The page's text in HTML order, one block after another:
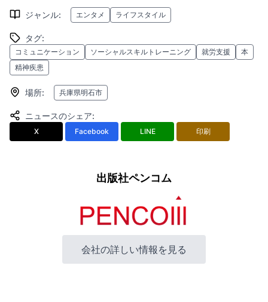
ジャンル: エンタメ ライフスタイル
タグ:
コミュニケーション ソーシャルスキルトレーニング 就労支援
本
精神疾患
場所: 兵庫県明石市
ニュースのシェア:
X Facebook LINE 印刷
出版社ペンコム
会社の詳しい情報を見る